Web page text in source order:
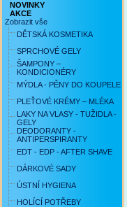
NOVINKY
AKCE
Zobrazit vše
DĚTSKÁ KOSMETIKA
SPRCHOVÉ GELY
ŠAMPONY –
KONDICIONÉRY
MÝDLA - PĚNY DO KOUPELE
PLEŤOVÉ KRÉMY – MLÉKA
LAKY NA VLASY - TUŽIDLA -
GELY
DEODORANTY -
ANTIPERSPIRANTY
EDT - EDP - AFTER SHAVE
DÁRKOVÉ SADY
ÚSTNÍ HYGIENA
HOLÍCÍ POTŘEBY